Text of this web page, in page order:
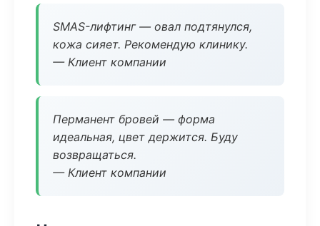
SMAS-лифтинг — овал подтянулся,
кожа сияет. Рекомендую клинику.
— Клиент компании
Перманент бровей — форма
идеальная, цвет держится. Буду
возвращаться.
— Клиент компании